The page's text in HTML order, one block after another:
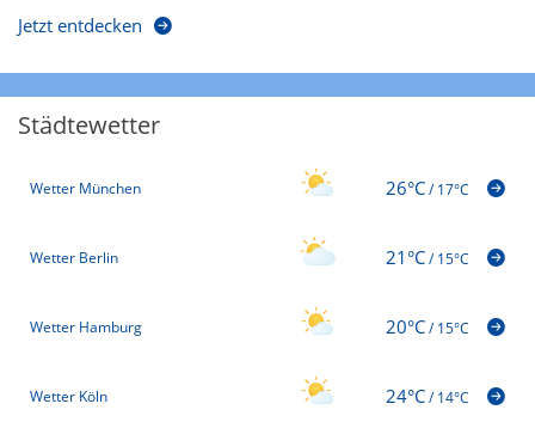
Jetzt entdecken
Städtewetter
Wetter München 26°C/17°C
Wetter Berlin 21°C/15°C
Wetter Hamburg 20°C/15°C
Wetter Köln 24°C/14°C